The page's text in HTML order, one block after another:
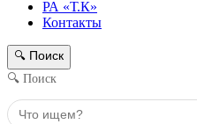
РА «Т.К»
Контакты
🔍 Поиск
🔍 Поиск